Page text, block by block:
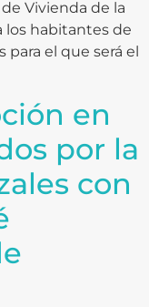
Vivienda de la
los habitantes de
el que será el
en
por la
con